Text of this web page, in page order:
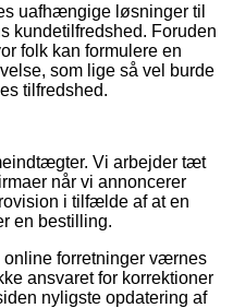
uafhængige løsninger til
kundetilfredshed. Foruden
folk kan formulere en
som lige så vel burde
tilfredshed.
Vi arbejder tæt
når vi annoncerer
i tilfælde af at en
en bestilling.
forretninger værnes
ansvaret for korrektioner
nyligste opdatering af